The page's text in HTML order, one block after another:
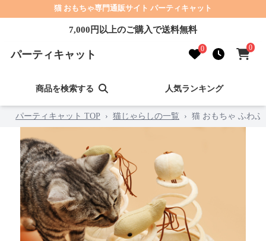
猫 おもちゃ専門通販サイト パーティキャット
7,000円以上のご購入で送料無料
パーティキャット 0 0
商品を検索する 人気ランキング
パーティキャット TOP › 猫じゃらしの一覧 › 猫 おもちゃ ふわふ